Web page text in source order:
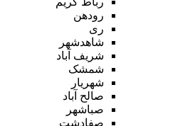
رودهن
ری
شاهدشهر
شریف آباد
شمشک
شهریار
صالح آباد
صباشهر
صفادشت